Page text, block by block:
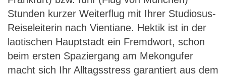
Stunden kurzer Weiterflug mit Ihrer Studiosus-
Reiseleiterin nach Vientiane. Hektik ist in der
laotischen Hauptstadt ein Fremdwort, schon
beim ersten Spaziergang am Mekongufer
macht sich Ihr Alltagsstress garantiert aus dem